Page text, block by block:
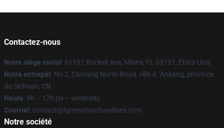
Contactez-nous
Notre siège social : 61101 Brickell Ave, Miami, FL 33131, États-Unis
Notre entrepôt: No 2, Caotang North Road, ville d ' Ankang, province
du Sichuan, CN
Heure: 9h – 17h (lu – vendredi)
Courriel : contact@fgteevmarchandises.com
Notre société